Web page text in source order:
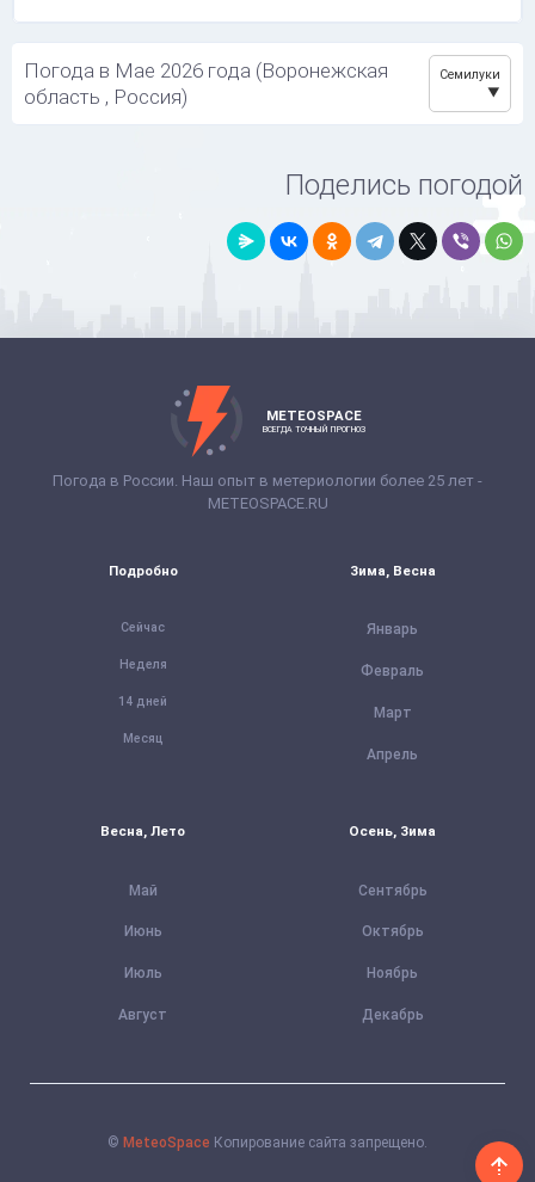
Погода в Мае 2026 года (Воронежская
область , Россия)
Семилуки
Поделись погодой
METEOSPACE
ВСЕГДА ТОЧНЫЙ ПРОГНОЗ
Погода в России. Наш опыт в метериологии более 25 лет -
METEOSPACE.RU
Подробно
Сейчас
Неделя
14 дней
Месяц
Зима, Весна
Январь
Февраль
Март
Апрель
Весна, Лето
Май
Июнь
Июль
Август
Осень, Зима
Сентябрь
Октябрь
Ноябрь
Декабрь
© MeteoSpace Копирование сайта запрещено.